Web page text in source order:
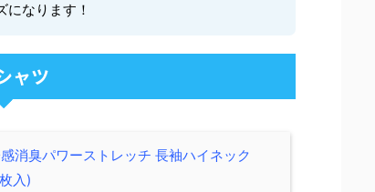
になります！
ャツ
消臭パワーストレッチ 長袖ハイネック
入)